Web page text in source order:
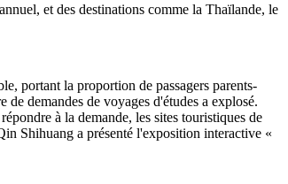
et des destinations comme la Thaïlande, le
portant la proportion de passagers parents-
demandes de voyages d'études a explosé.
à la demande, les sites touristiques de
Shihuang a présenté l'exposition interactive «